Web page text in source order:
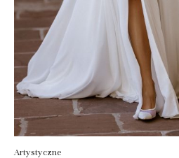
Artystyczne